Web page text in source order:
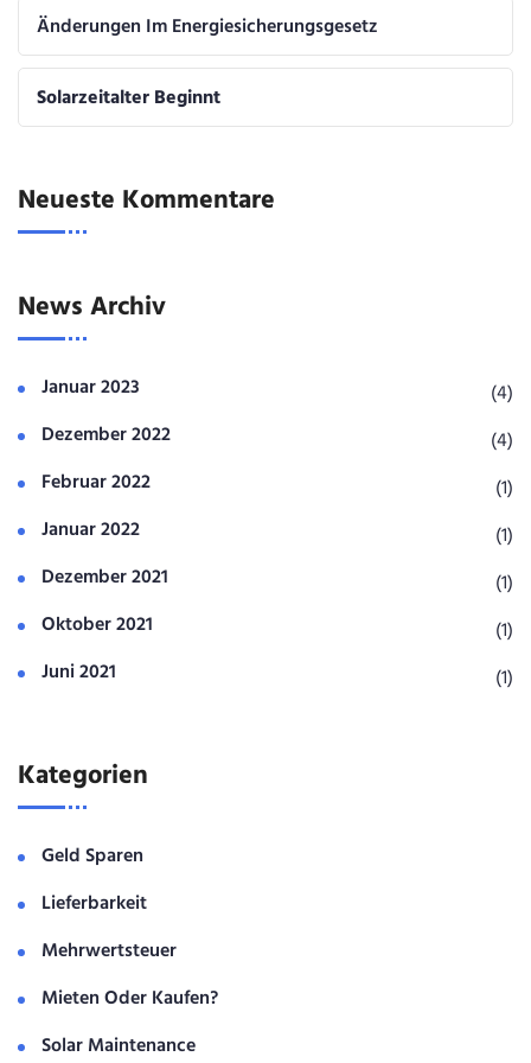
Änderungen Im Energiesicherungsgesetz
Solarzeitalter Beginnt
Neueste Kommentare
News Archiv
Januar 2023
(4)
Dezember 2022
(4)
Februar 2022
(1)
Januar 2022
(1)
Dezember 2021
(1)
Oktober 2021
(1)
Juni 2021
(1)
Kategorien
Geld Sparen
Lieferbarkeit
Mehrwertsteuer
Mieten Oder Kaufen?
Solar Maintenance